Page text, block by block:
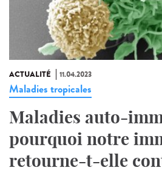
ACTUALITÉ 11.04.2023
Maladies tropicales
Maladies auto-
pourquoi notre
retourne-t-elle